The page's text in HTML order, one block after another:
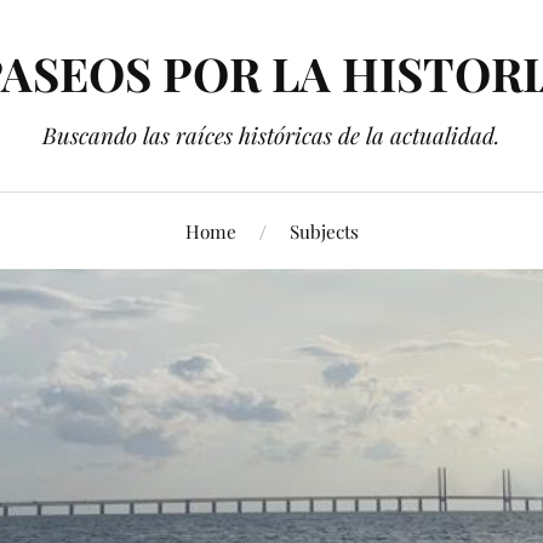
POR LA
Buscando las raíces históricas de la actualidad.
Home Subjects